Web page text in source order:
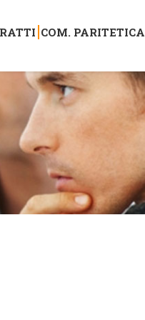
COM. PARITETICA